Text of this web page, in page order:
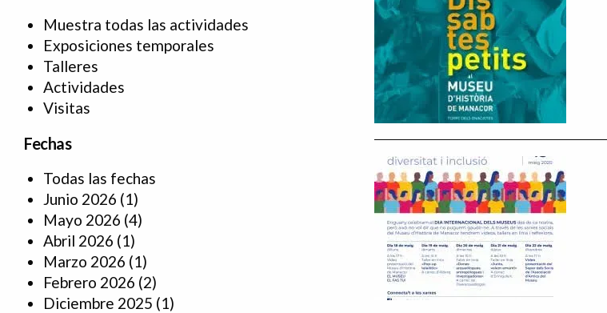
Muestra todas las actividades
Exposiciones temporales
Talleres
Actividades
Visitas
Fechas
Todas las fechas
Junio 2026 (1)
Mayo 2026 (4)
Abril 2026 (1)
Marzo 2026 (1)
Febrero 2026 (2)
Diciembre 2025 (1)